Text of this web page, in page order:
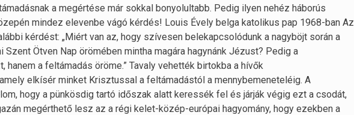
a megértése már sokkal bonyolultabb. Pedig ilyen nehéz háborús
mindez elevenbe vágó kérdés! Louis Évely belga katolikus pap 1968-ban Az
kérdést: „Miért van az, hogy szívesen belekapcsolódunk a nagyböjt során a
Ötven Nap örömében mintha magára hagynánk Jézust? Pedig a
a feltámadás öröme.” Tavaly vehették birtokba a hívők
elkísér minket Krisztussal a feltámadástól a mennybemeneteléig. A
hogy a pünkösdig tartó időszak alatt keressék fel és járják végig ezt a csodát,
megérthető lesz az a régi kelet-közép-európai hagyomány, hogy ezekben a